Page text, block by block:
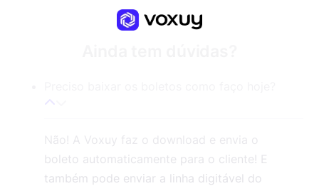
Não! A Voxuy faz o download e envia o
boleto automaticamente para o cliente! E
também pode enviar a linha digitável do